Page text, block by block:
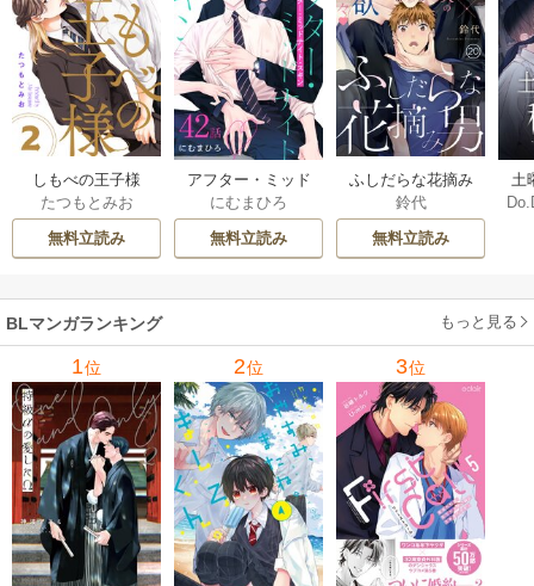
しもべの王子様
【描き下ろしおま
け付き特装版】 2巻
たつもとみお
無料立読み
アフター・ミッド
ナイト・スキン
［ばら売り］ 42巻
にむまひろ
無料立読み
ふしだらな花摘み
男 20巻
鈴代
無料立読み
土
上
BLマンガランキング もっと見る
1位 2位 3位